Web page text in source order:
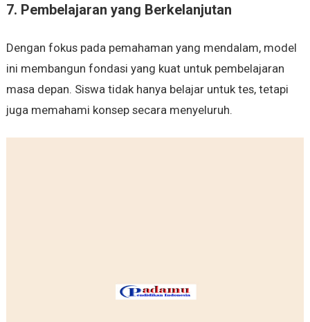
7. Pembelajaran yang Berkelanjutan
Dengan fokus pada pemahaman yang mendalam, model
ini membangun fondasi yang kuat untuk pembelajaran
masa depan. Siswa tidak hanya belajar untuk tes, tetapi
juga memahami konsep secara menyeluruh.